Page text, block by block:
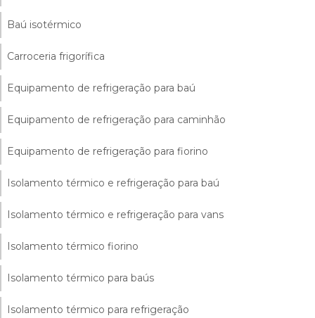
Baú isotérmico
Carroceria frigorífica
Equipamento de refrigeração para baú
Equipamento de refrigeração para caminhão
Equipamento de refrigeração para fiorino
Isolamento térmico e refrigeração para baú
Isolamento térmico e refrigeração para vans
Isolamento térmico fiorino
Isolamento térmico para baús
Isolamento térmico para refrigeração